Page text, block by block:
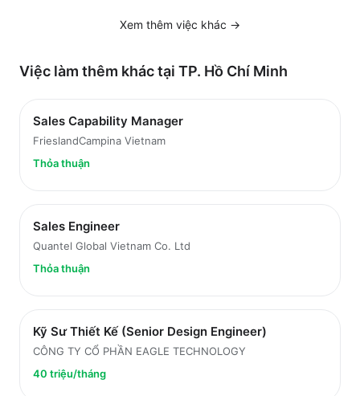
Xem thêm việc khác →
Việc làm thêm khác tại TP. Hồ Chí Minh
Sales Capability Manager
FrieslandCampina Vietnam
Thỏa thuận
Sales Engineer
Quantel Global Vietnam Co. Ltd
Thỏa thuận
Kỹ Sư Thiết Kế (Senior Design Engineer)
CÔNG TY CỔ PHẦN EAGLE TECHNOLOGY
40 triệu/tháng